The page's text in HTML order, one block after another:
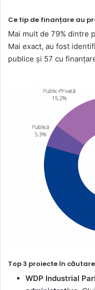
Ce tip de finanțare au
Mai mult de 79% dintre
Mai exact, au fost
publice și 57 cu
Top 3 proiecte în
WDP Industrial